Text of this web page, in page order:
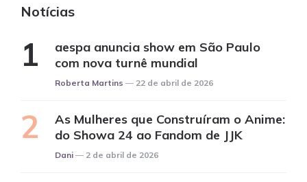
Notícias
aespa anuncia show em São Paulo
com nova turnê mundial
Posted
Roberta Martins 22 de abril de 2026
As Mulheres que Construíram o Anime:
do Showa 24 ao Fandom de JJK
Posted
Dani 2 de abril de 2026